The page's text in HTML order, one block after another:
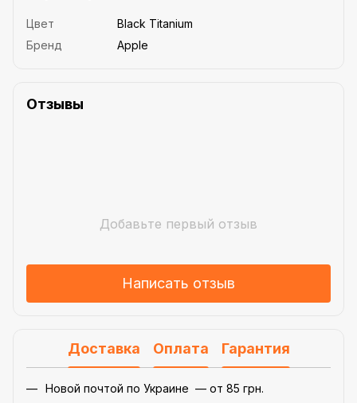
Цвет
Black Titanium
Бренд
Apple
Отзывы
Добавьте первый отзыв
Написать отзыв
Доставка Оплата Гарантия
Новой почтой по Украине — от 85 грн.